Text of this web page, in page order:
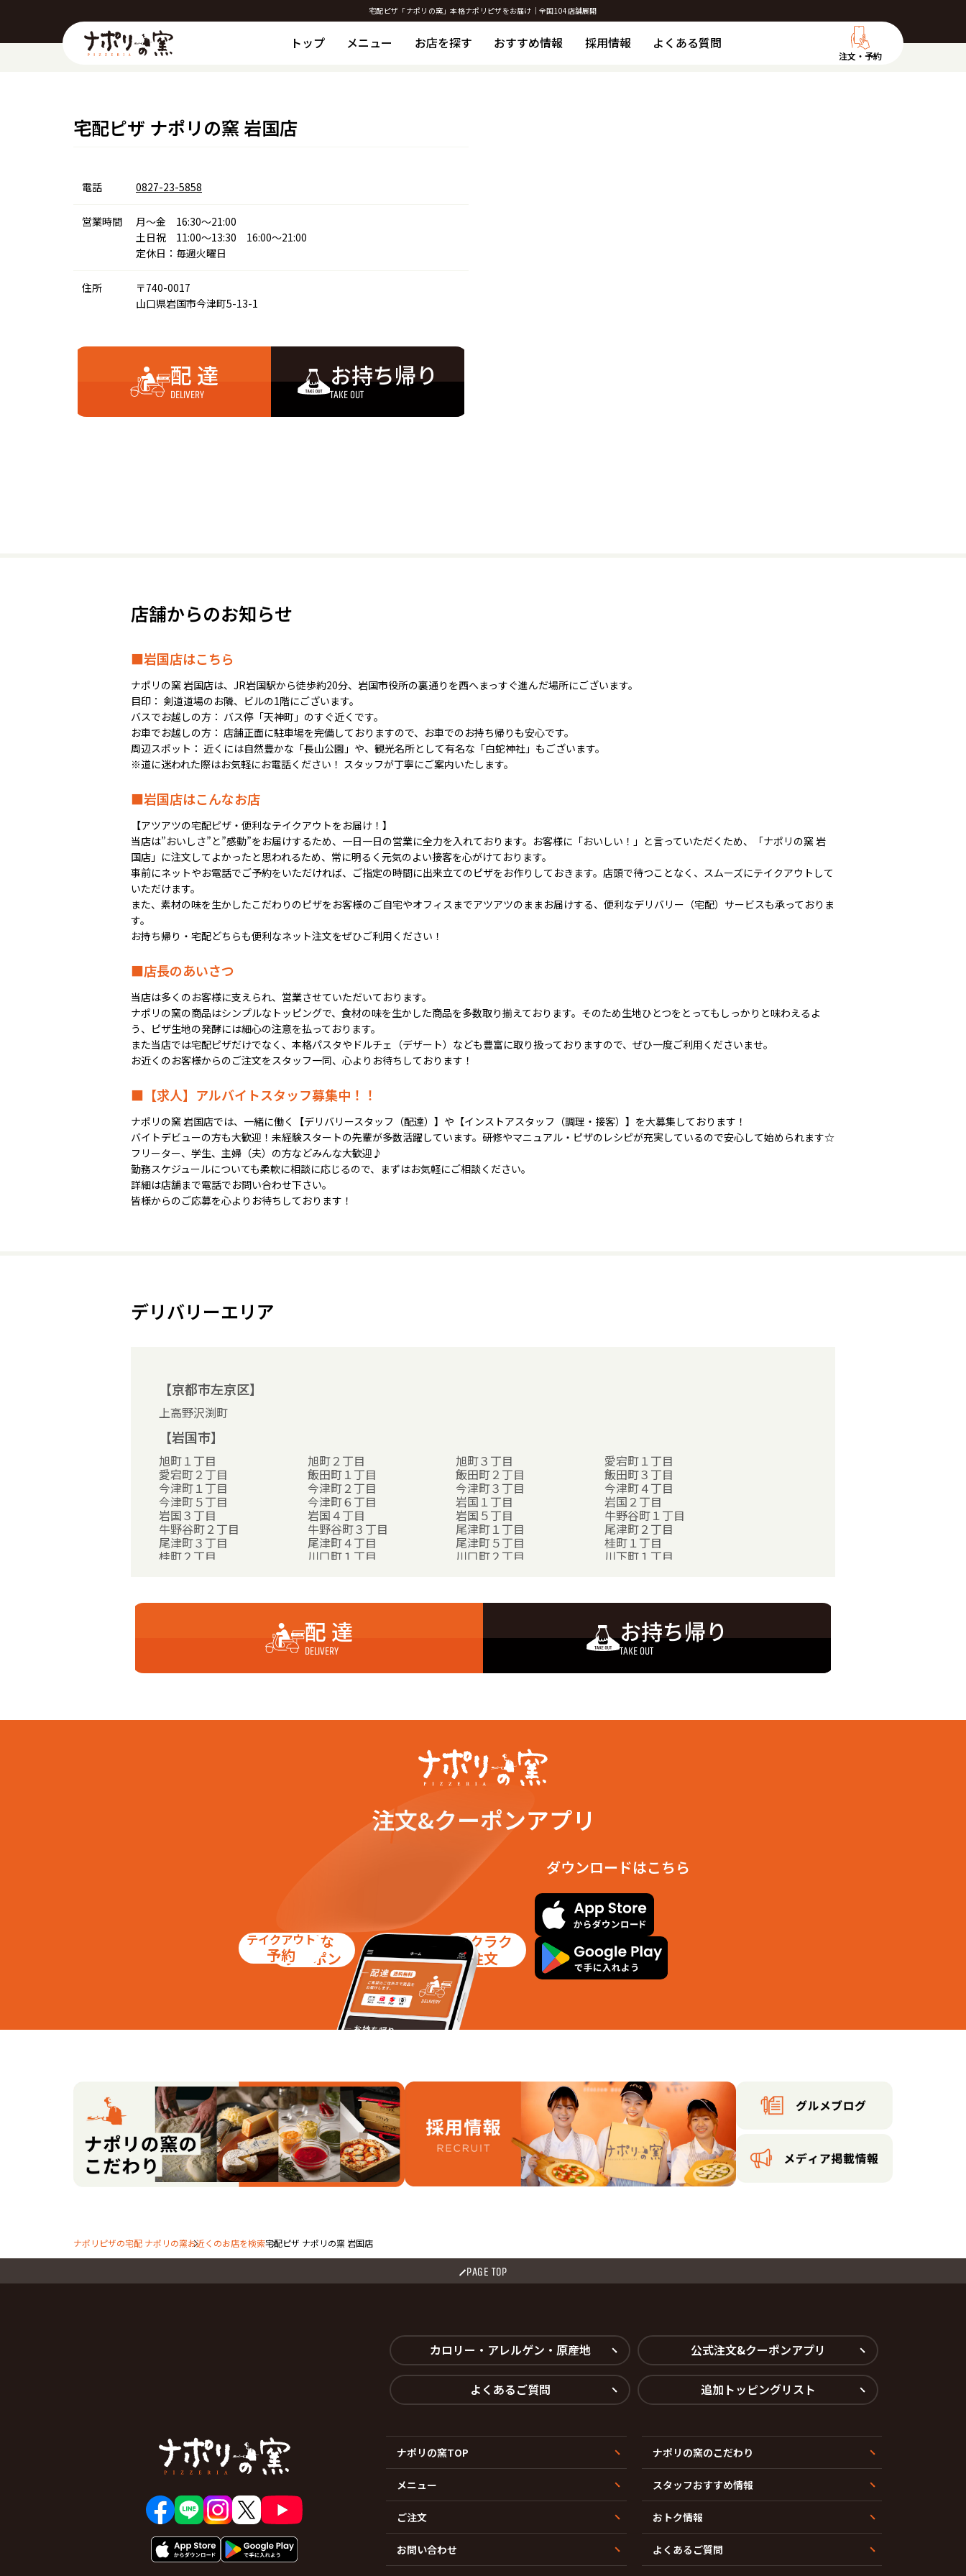
宅配ピザ「ナポリの窯」本格ナポリピザをお届け｜全国104店舗展開
注文・予約
トップ メニュー お店を探す おすすめ情報 採用情報 よくある質問
宅配ピザ ナポリの窯 岩国店
電話 0827-23-5858
営業時間
月～金 16:30～21:00
土日祝 11:00～13:30 16:00～21:00
定休日：毎週火曜日
住所
〒740-0017
山口県岩国市今津町5-13-1
配 達
DELIVERY
お持ち帰り
TAKE OUT
店舗からのお知らせ
■岩国店はこちら
ナポリの窯 岩国店は、JR岩国駅から徒歩約20分、岩国市役所の裏通りを西へまっすぐ進んだ場所にございます。
目印： 剣道道場のお隣、ビルの1階にございます。
バスでお越しの方： バス停「天神町」のすぐ近くです。
お車でお越しの方： 店舗正面に駐車場を完備しておりますので、お車でのお持ち帰りも安心です。
周辺スポット： 近くには自然豊かな「長山公園」や、観光名所として有名な「白蛇神社」もございます。
※道に迷われた際はお気軽にお電話ください！ スタッフが丁寧にご案内いたします。
■岩国店はこんなお店
【アツアツの宅配ピザ・便利なテイクアウトをお届け！】
当店は”おいしさ”と”感動”をお届けするため、一日一日の営業に全力を入れております。お客様に「おいしい！」と言っていただくため、「ナポリの窯 岩
国店」に注文してよかったと思われるため、常に明るく元気のよい接客を心がけております。
事前にネットやお電話でご予約をいただければ、ご指定の時間に出来立てのピザをお作りしておきます。店頭で待つことなく、スムーズにテイクアウトして
いただけます。
また、素材の味を生かしたこだわりのピザをお客様のご自宅やオフィスまでアツアツのままお届けする、便利なデリバリー（宅配）サービスも承っておりま
す。
お持ち帰り・宅配どちらも便利なネット注文をぜひご利用ください！
■店長のあいさつ
当店は多くのお客様に支えられ、営業させていただいております。
ナポリの窯の商品はシンプルなトッピングで、食材の味を生かした商品を多数取り揃えております。そのため生地ひとつをとってもしっかりと味わえるよ
う、ピザ生地の発酵には細心の注意を払っております。
また当店では宅配ピザだけでなく、本格パスタやドルチェ（デザート）なども豊富に取り扱っておりますので、ぜひ一度ご利用くださいませ。
お近くのお客様からのご注文をスタッフ一同、心よりお待ちしております！
■【求人】アルバイトスタッフ募集中！！
ナポリの窯 岩国店では、一緒に働く【デリバリースタッフ（配達）】や【インストアスタッフ（調理・接客）】を大募集しております！
バイトデビューの方も大歓迎！未経験スタートの先輩が多数活躍しています。研修やマニュアル・ピザのレシピが充実しているので安心して始められます☆
フリーター、学生、主婦（夫）の方などみんな大歓迎♪
勤務スケジュールについても柔軟に相談に応じるので、まずはお気軽にご相談ください。
詳細は店舗まで電話でお問い合わせ下さい。
皆様からのご応募を心よりお待ちしております！
デリバリーエリア
【京都市左京区】
上高野沢渕町
【岩国市】
旭町１丁目 旭町２丁目 旭町３丁目 愛宕町１丁目
愛宕町２丁目 飯田町１丁目 飯田町２丁目 飯田町３丁目
今津町１丁目 今津町２丁目 今津町３丁目 今津町４丁目
今津町５丁目 今津町６丁目 岩国１丁目 岩国２丁目
岩国３丁目 岩国４丁目 岩国５丁目 牛野谷町１丁目
牛野谷町２丁目 牛野谷町３丁目 尾津町１丁目 尾津町２丁目
尾津町３丁目 尾津町４丁目 尾津町５丁目 桂町１丁目
桂町２丁目 川口町１丁目 川口町２丁目 川下町１丁目
新港町３丁目 新港町５丁目
砂山町２丁目 立石町１丁目 立石町２丁目
立石町４丁目 中津町２丁目
錦見３丁目 錦見４丁目 錦見５丁目 錦見６丁目
平田６丁目 麻里布町１丁目 麻里布町２丁目 麻里布町３丁目
三笠町３丁目
南岩国町２丁目
室の木町１丁目
室の木町５丁目
門前町３丁目 門前町４丁目
山手町２丁目 山手町３丁目
配 達
DELIVERY
お持ち帰り
TAKE OUT
注文&クーポンアプリ
お得な
クーポン
テイクアウト
予約
ラクラク
注文
ダウンロードはこちら
ナポリピザの宅配 ナポリの窯お近くのお店を検索宅配ピザ ナポリの窯 岩国店
PAGE TOP
カロリー・アレルゲン・原産地 公式注文&クーポンアプリ
よくあるご質問 追加トッピングリスト
ナポリの窯TOP ナポリの窯のこだわり
メニュー スタッフおすすめ情報
ご注文 おトク情報
お問い合わせ よくあるご質問